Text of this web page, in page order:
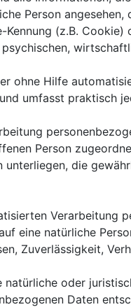
Person
Kennung (z.B.
ohne Hilfe
umfasst praktisch
Person
unterliegen, die
Verarbeitung
eine natürliche
Zuverlässigkeit,
natürliche oder
Daten